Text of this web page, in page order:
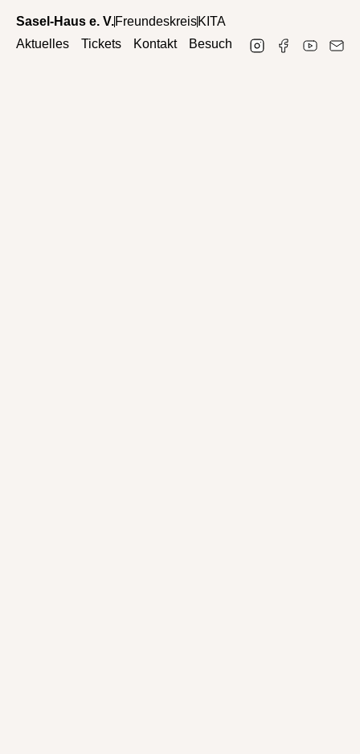
Sasel-Haus e. V.FreundeskreisKITA
Aktuelles
Tickets Kontakt Besuch